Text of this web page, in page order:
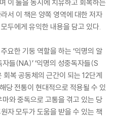
이 둘을 동시에 치유하고 회복하는
서 이 책은 양쪽 영역에 대한 저자
두에게 유익한 내용을 담고 있다.
요한 기둥 역할을 하는 ‘익명의 알
들(NA)’ ‘익명의 성중독자들(S
회복 공동체의 근간이 되는 12단계
당 전통이 현대적으로 적용될 수 있
와 중독으로 고통을 겪고 있는 당
자 모두가 도움을 받을 수 있는 책